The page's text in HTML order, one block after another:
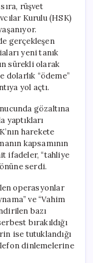
Yeni
Tanık
İfadeleri
Ortaya
Çıktı
için
rüşvet
Kurulu (HSK)
gerçekleşen
yeni tanık
sürekli olarak
“ödeme”
yol açtı.
gözaltına
yaptıkları
harekete
kapsamının
ifadeler, “tahliye
serdi.
operasyonlar
ve “Vahim
bazı
bırakıldığı
ise tutuklandığı
dinlemelerine